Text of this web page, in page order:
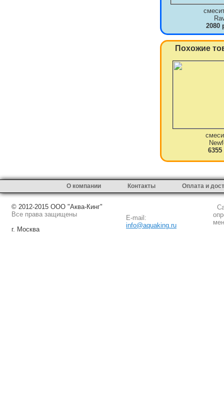
2080
Похожие
6355
О компании Контакты Оплата и
© 2012-2015 ООО "Аква-Кинг"
Все права защищены
г. Москва
E-mail:
info@aquaking.ru